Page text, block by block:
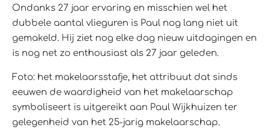
Ondanks 27 jaar ervaring en misschien wel het
dubbele aantal vlieguren is Paul nog lang niet uit
gemakeld. Hij ziet nog elke dag nieuw uitdagingen en
is nog net zo enthousiast als 27 jaar geleden.
Foto: het makelaarsstafje, het attribuut dat sinds
eeuwen de waardigheid van het makelaarschap
symboliseert is uitgereikt aan Paul Wijkhuizen ter
gelegenheid van het 25-jarig makelaarschap.